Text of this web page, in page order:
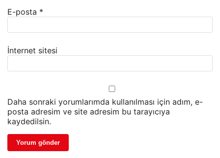
E-posta *
İnternet sitesi
Daha sonraki yorumlarımda kullanılması için adım, e-
posta adresim ve site adresim bu tarayıcıya
kaydedilsin.